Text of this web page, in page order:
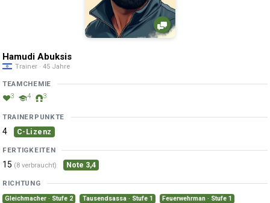
Hamudi Abuksis
Trainer · 45 Jahre
TEAMCHEMIE
3 4 3
TRAINERPUNKTE
4 C-Lizenz
FERTIGKEITEN
15 (8 verbraucht) Note 3,4
RICHTUNG
Gleichmacher · Stufe 2 Tausendsassa · Stufe 1 Feuerwehrman · Stufe 1